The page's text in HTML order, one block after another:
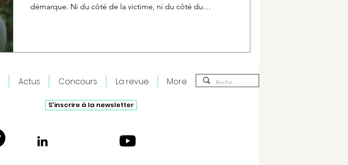
démarque. Ni du côté de la victime, ni du côté du
contradictions et de débordements.
Actus Concours La revue More
S'inscrire à la newsletter